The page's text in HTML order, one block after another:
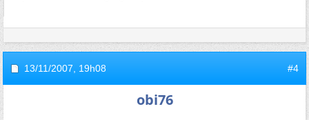
13/11/2007, 19h08 #4
obi76